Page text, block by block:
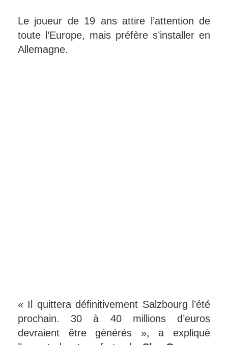
Le joueur de 19 ans attire l’attention de
toute l’Europe, mais préfère s’installer en
Allemagne.
« Il quittera définitivement Salzbourg l’été
prochain. 30 à 40 millions d’euros
devraient être générés », a expliqué